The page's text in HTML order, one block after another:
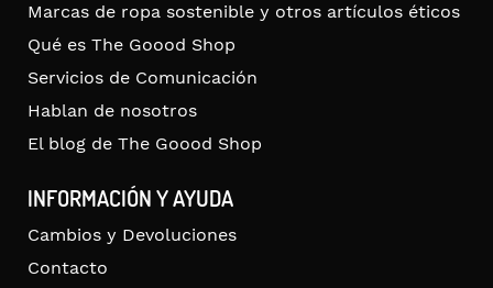
Marcas de ropa sostenible y otros artículos éticos
Qué es The Goood Shop
Servicios de Comunicación
Hablan de nosotros
El blog de The Goood Shop
INFORMACIÓN Y AYUDA
Cambios y Devoluciones
Contacto